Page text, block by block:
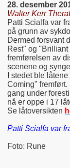
28. desember
Walter Kerr
Patti Scialfa var
på grunn av
Dermed forsvant
Rest" og
fremførelsen av
scenene og
I stedet ble
Coming"
gang under
nå er oppe i 17
Se låtoversikten
Patti Scialfa var
Foto: Rune